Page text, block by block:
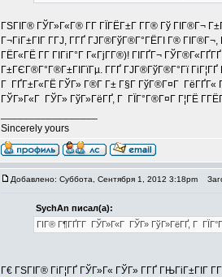
ГЅГІГ® ГЎГ»Г«Г® Г­Г ГЇГЁГ±Г Г­Г® Гў ГІГ®Г¬
Г¬ГіГ±ГІГ Г­ГЈ, Г­ГҐ ГЈГ®ГўГ®Г°ГЁГІ Г®
ГЁГ«ГЁ Г­Г ГІГіГ°Г Г«ГјГ­Г®)! ГІГҐГ¬
Г±ГЄГ®Г°Г®Г±ГІГїГµ. Г­ГҐ ГЈГ®ГўГ®Г°Гї
Г ГҐГ±Г«ГЁ ГЎГ» Г®Г­ Г± Г§Г ГўГ®Г¤Г ГёГҐГ«
ГЎГ»Г«Г ГЎГ» ГўГ»ГёГҐ, Г ГЇГ°Г®Г¤Г Г¦ГЁ
Sincerely yours
Добавлено: Суббота, Сентября 1, 2012 3:18pm
SychAn писал(а):
ГІГ® Г¶ГҐГ­Г ГЎГ»Г«Г ГЎГ» ГўГ»ГёГҐ, Г
Г€ ГЅГІГ® ГіГ¦ГҐ ГЎГ»Г« ГЎГ» Г­ГҐ ГЊГіГ±ГІГ